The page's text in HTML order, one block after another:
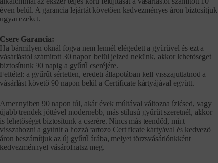
éven belül. A garancia lejártát követően kedvezményes áron biztosítjuk
ugyanezeket.
Csere Garancia:
Ha bármilyen oknál fogva nem lennél elégedett a gyűrűvel és ezt a
vásárlástól számított 30 napon belül jelzed nekünk, akkor lehetőséget
biztosítunk 90 napig a gyűrű cseréjére.
Feltétel: a gyűrűt sértetlen, eredeti állapotában kell visszajuttatnod a
vásárlást követő 90 napon belül a Certificate kártyájával együtt.
Amennyiben 90 napon túl, akár évek múltával változna ízlésed, vagy
újabb trendek jöttével modernebb, más stílusú gyűrűt szeretnél, akkor
is lehetőséget biztosítunk a cserére. Nincs más teendőd, mint
visszahozni a gyűrűt a hozzá tartozó Certificate kártyával és kedvező
áron beszámítjuk az új gyűrű árába, melyet törzsvásárlónkként
kedvezménnyel vásárolhatsz meg.